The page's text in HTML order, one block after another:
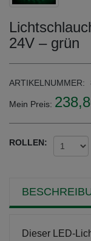
24V – grün
ARTIKELNUMMER:
Mein Preis:
ROLLEN:
Dieser LED-